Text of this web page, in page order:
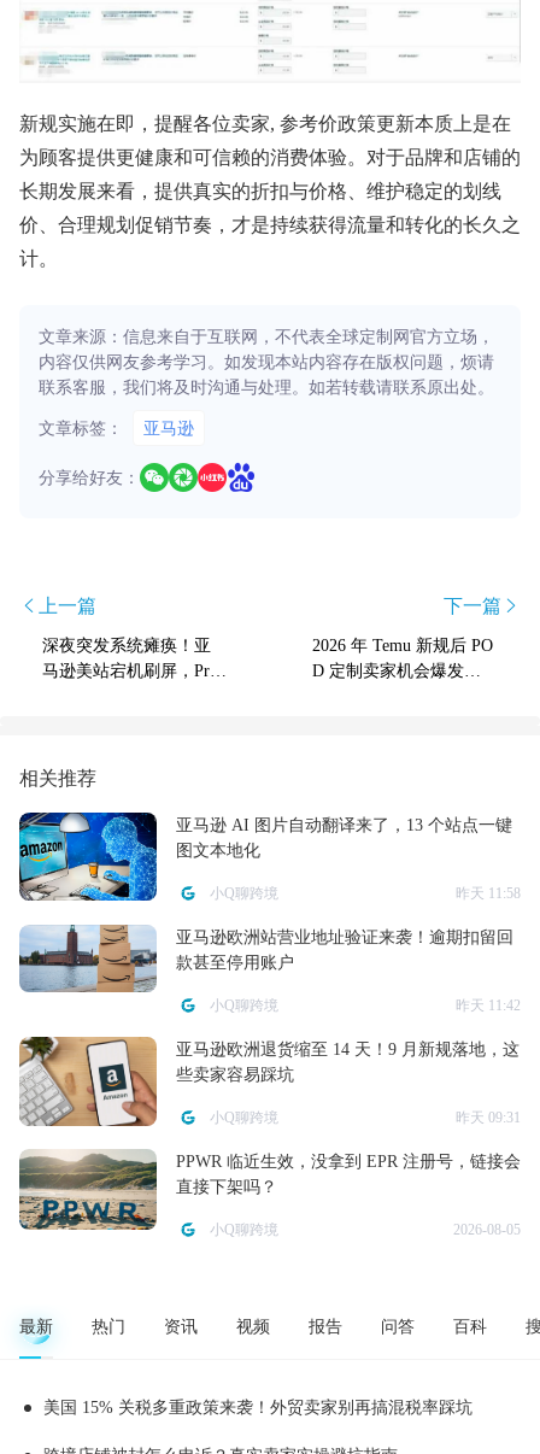
新规实施在即，提醒各位卖家, 参考价政策更新本质上是在
为顾客提供更健康和可信赖的消费体验。对于品牌和店铺的
长期发展来看，提供真实的折扣与价格、维护稳定的划线
价、合理规划促销节奏，才是持续获得流量和转化的长久之
计。
文章来源：信息来自于互联网，不代表全球定制网官方立场，
内容仅供网友参考学习。如发现本站内容存在版权问题，烦请
联系客服，我们将及时沟通与处理。如若转载请联系原出处。
文章标签： 亚马逊
分享给好友：
上一篇
深夜突发系统瘫痪！亚
马逊美站宕机刷屏，Pri
下一篇
2026 年 Temu 新规后 PO
D 定制卖家机会爆发：Y
相关推荐
亚马逊 AI 图片自动翻译来了，13 个站点一键
图文本地化
小Q聊跨境 昨天 11:58
亚马逊欧洲站营业地址验证来袭！逾期扣留回
款甚至停用账户
小Q聊跨境 昨天 11:42
亚马逊欧洲退货缩至 14 天！9 月新规落地，这
些卖家容易踩坑
小Q聊跨境 昨天 09:31
PPWR 临近生效，没拿到 EPR 注册号，链接会
直接下架吗？
小Q聊跨境 2026-08-05
最新 热门 资讯 视频 报告 问答 百科
美国 15% 关税多重政策来袭！外贸卖家别再搞混税率踩坑